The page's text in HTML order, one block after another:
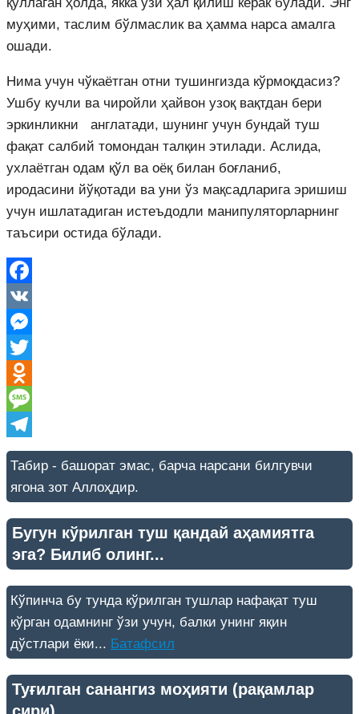
муҳими, таслим бўлмаслик ва ҳамма нарса амалга
ошади.
Нима учун чўкаётган отни тушингизда кўрмоқдасиз?
Ушбу кучли ва чиройли ҳайвон узоқ вақтдан бери
эркинликни англатади, шунинг учун бундай туш
фақат салбий томондан талқин этилади. Аслида,
ухлаётган одам қўл ва оёқ билан боғланиб,
иродасини йўқотади ва уни ўз мақсадларига эришиш
учун ишлатадиган истеъдодли манипуляторларнинг
таъсири остида бўлади.
Facebook
VK
Messenger
Twitter
Odnoklassniki
Message
Telegram
Табир - башорат эмас, барча нарсани билгувчи
ягона зот Аллоҳдир.
Бугун кўрилган туш қандай аҳамиятга
эга? Билиб олинг...
Кўпинча бу тунда кўрилган тушлар нафақат туш
кўрган одамнинг ўзи учун, балки унинг яқин
дўстлари ёки... Батафсил
Туғилган санангиз моҳияти (рақамлар